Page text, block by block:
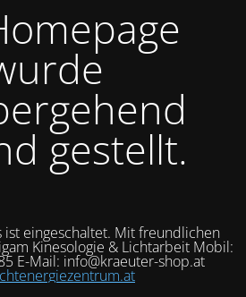
gestellt.
ist eingeschaltet. Mit freundlichen
Kinesologie & Lichtarbeit Mobil:
E-Mail: info@kraeuter-shop.at